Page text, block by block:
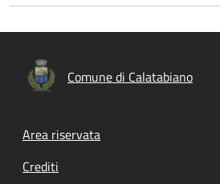
Comune di Calatabiano
Footer menu
Area riservata
Crediti